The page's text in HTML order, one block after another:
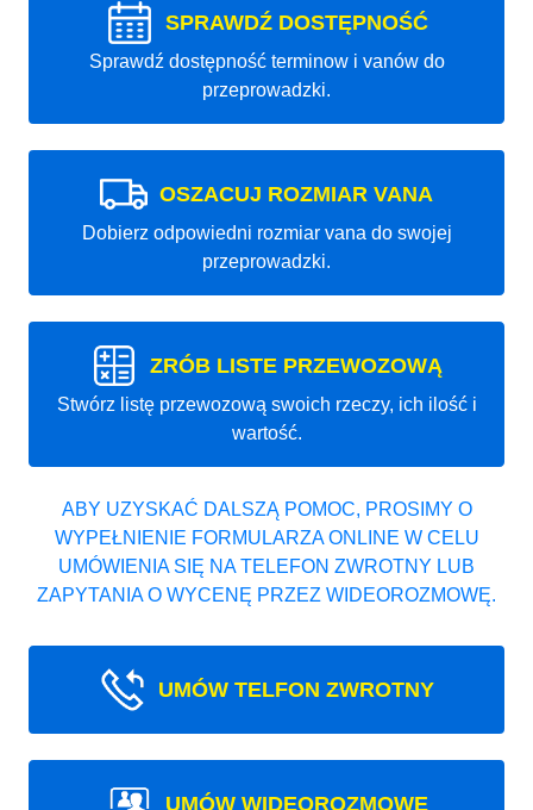
SPRAWDŹ DOSTĘPNOŚĆ
Sprawdź dostępność terminow i vanów do
przeprowadzki.
OSZACUJ ROZMIAR VANA
Dobierz odpowiedni rozmiar vana do swojej
przeprowadzki.
ZRÓB LISTE PRZEWOZOWĄ
Stwórz listę przewozową swoich rzeczy, ich ilość i
wartość.
ABY UZYSKAĆ DALSZĄ POMOC, PROSIMY O
WYPEŁNIENIE FORMULARZA ONLINE W CELU
UMÓWIENIA SIĘ NA TELEFON ZWROTNY LUB
ZAPYTANIA O WYCENĘ PRZEZ WIDEOROZMOWĘ.
UMÓW TELFON ZWROTNY
UMÓW WIDEOROZMOWE